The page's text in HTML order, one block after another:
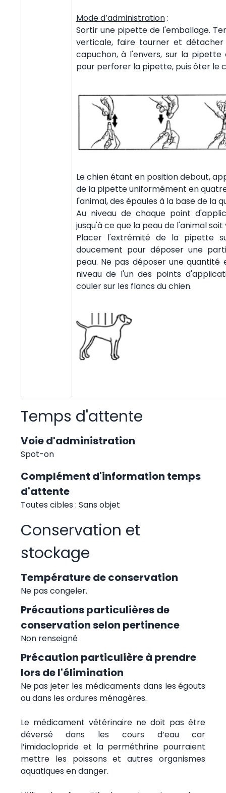
Mode d’administration:
Sortir une pipette de l'emballage.
verticale, faire tourner et
capuchon, à l'envers, sur la
pour perforer la pipette, puis ôter le
Le chien étant en position debout,
de la pipette uniformément en
l'animal, des épaules à la base de la
Au niveau de chaque point
jusqu'à ce que la peau de l'animal soit
Placer l'extrémité de la pipette
doucement pour déposer une
peau. Ne pas déposer une quantité
niveau de l'un des points
couler sur les flancs du chien.
Temps d'attente
Voie d'administration
Spot-on
Complément d'information temps
d'attente
Toutes cibles : Sans objet
Conservation et
stockage
Température de conservation
Ne pas congeler.
Précautions particulières de
conservation selon pertinence
Non renseigné
Précaution particulière à prendre
lors de l'élimination
Ne pas jeter les médicaments dans les égouts
ou dans les ordures ménagères.
Le médicament vétérinaire ne doit pas être
déversé dans les cours d’eau car
l’imidaclopride et la perméthrine pourraient
mettre les poissons et autres organismes
aquatiques en danger.